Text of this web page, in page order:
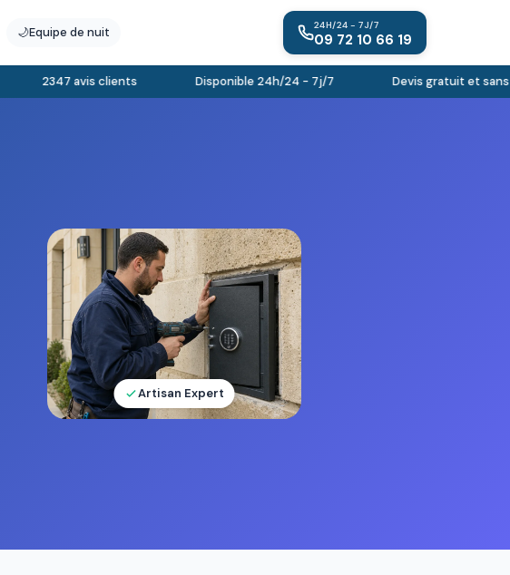
🌙Equipe de nuit 24H/24 - 7J/7
09 72 10 66 19
2347 avis clients Disponible 24h/24 - 7j/7 Devis gratuit et sans
Artisan Expert